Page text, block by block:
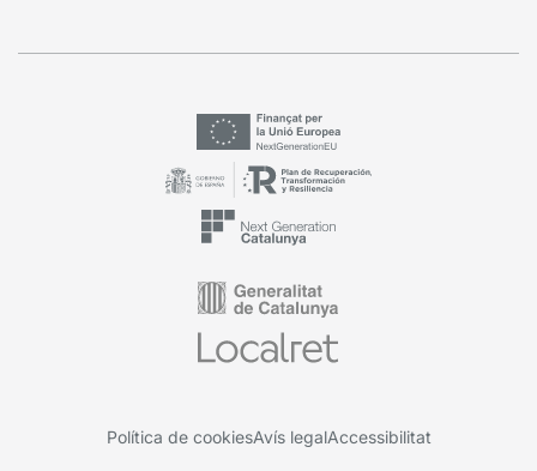
Política de cookiesAvís legalAccessibilitat